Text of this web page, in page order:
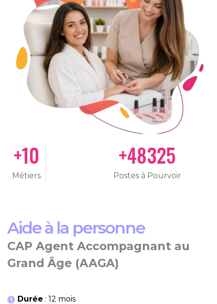
+10
Métiers
+50000
Postes à Pourvoir
Aide à la personne
CAP Agent Accompagnant au
Grand Âge (AAGA)
Durée : 12 mois